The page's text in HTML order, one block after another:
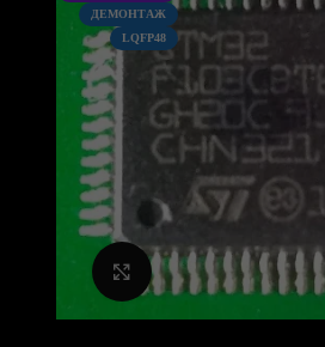
ДЕМОНТАЖ
LQFP48
Клацніть, щоб збільшити